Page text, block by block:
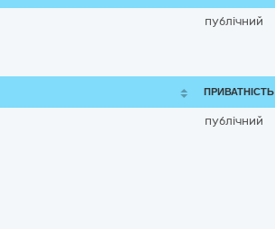
публічний
ПРИВАТНІСТЬ
публічний